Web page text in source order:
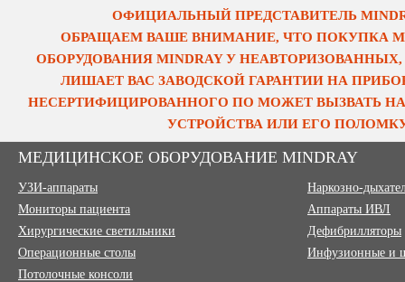
ОФИЦИАЛЬНЫЙ ПРЕДСТАВИТЕЛЬ
ОБРАЩАЕМ ВАШЕ ВНИМАНИЕ, ЧТО ПОКУПКА
ОБОРУДОВАНИЯ MINDRAY У
ЛИШАЕТ ВАС ЗАВОДСКОЙ ГАРАНТИИ НА
НЕСЕРТИФИЦИРОВАННОГО ПО МОЖЕТ ВЫЗВАТЬ
УСТРОЙСТВА ИЛИ ЕГО
МЕДИЦИНСКОЕ ОБОРУДОВАНИЕ MINDRAY
УЗИ-аппараты
Мониторы пациента
Хирургические светильники
Операционные столы
Потолочные консоли
Наркозно-
Аппараты ИВЛ
Дефибрилляторы
Инфузионные и